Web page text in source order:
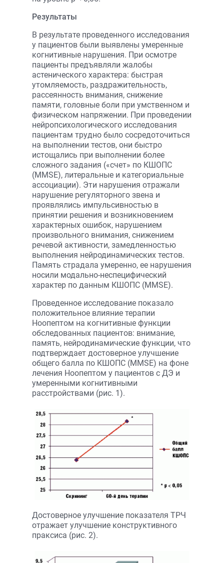
Результаты
В результате проведенного исследования
у пациентов были выявлены умеренные
когнитивные нарушения. При осмотре
пациенты предъявляли жалобы
астенического характера: быстрая
утомляемость, раздражительность,
рассеянность внимания, снижение
памяти, головные боли при умственном и
физическом напряжении. При проведении
нейропсихологического исследования
пациентам трудно было сосредоточиться
на выполнении тестов, они быстро
истощались при выполнении более
сложного задания («счет» по КШОПС
(MMSE), литеральные и категориальные
ассоциации). Эти нарушения отражали
нарушение регуляторного звена и
проявлялись импульсивностью в
принятии решения и возникновением
характерных ошибок, нарушением
произвольного внимания, снижением
речевой активности, замедленностью
выполнения нейродинамических тестов.
Память страдала умеренно, ее нарушения
носили модально-неспецифический
характер по данным КШОПС (MMSE).
Проведенное исследование показало
положительное влияние терапии
Ноопептом на когнитивные функции
обследованных пациентов: внимание,
память, нейродинамические функции, что
подтверждает достоверное улучшение
общего балла по КШОПС (MMSE) на фоне
лечения Ноопептом у пациентов с ДЭ и
умеренными когнитивными
расстройствами (рис. 1).
Достоверное улучшение показателя ТРЧ
отражает улучшение конструктивного
праксиса (рис. 2).